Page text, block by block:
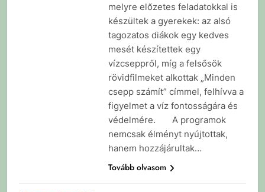
melyre előzetes feladatokkal is
készültek a gyerekek: az alsó
tagozatos diákok egy kedves
mesét készítettek egy
vízcseppről, míg a felsősök
rövidfilmeket alkottak „Minden
csepp számít” címmel, felhívva a
figyelmet a víz fontosságára és
védelmére. A programok
nemcsak élményt nyújtottak,
hanem hozzájárultak…
Tovább olvasom